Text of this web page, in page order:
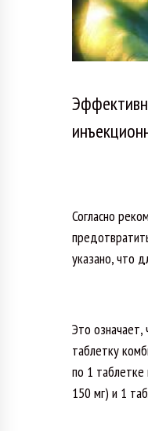
Согласно
указано, что
Это
таблетку
по 1 таблетке
150 мг) и 1